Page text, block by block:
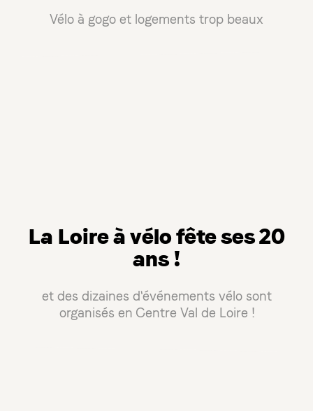
Vélo à gogo et logements trop beaux
La Loire à vélo fête ses 20
ans !
et des dizaines d'événements vélo sont
organisés en Centre Val de Loire !